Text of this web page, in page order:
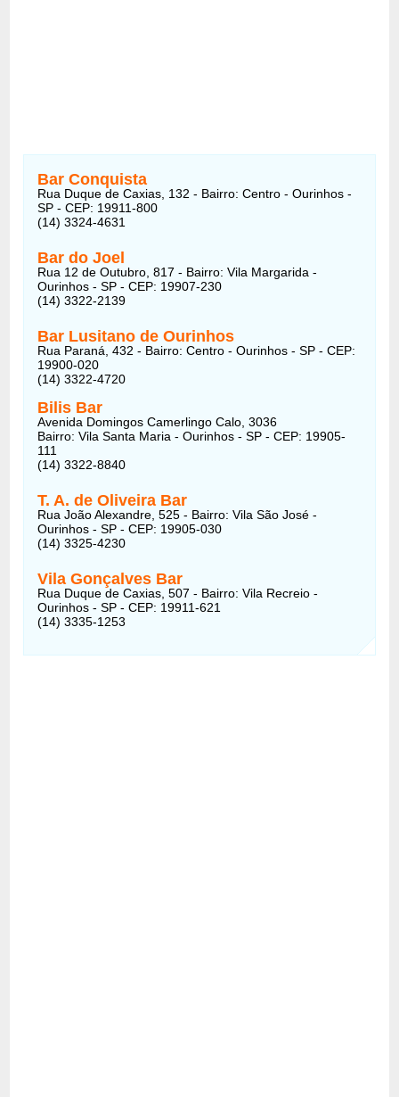
Bar Conquista
Rua Duque de Caxias, 132 - Bairro: Centro - Ourinhos -
SP - CEP: 19911-800
(14) 3324-4631
Bar do Joel
Rua 12 de Outubro, 817 - Bairro: Vila Margarida -
Ourinhos - SP - CEP: 19907-230
(14) 3322-2139
Bar Lusitano de Ourinhos
Rua Paraná, 432 - Bairro: Centro - Ourinhos - SP - CEP:
19900-020
(14) 3322-4720
Bilis Bar
Avenida Domingos Camerlingo Calo, 3036
Bairro: Vila Santa Maria - Ourinhos - SP - CEP: 19905-
111
(14) 3322-8840
T. A. de Oliveira Bar
Rua João Alexandre, 525 - Bairro: Vila São José -
Ourinhos - SP - CEP: 19905-030
(14) 3325-4230
Vila Gonçalves Bar
Rua Duque de Caxias, 507 - Bairro: Vila Recreio -
Ourinhos - SP - CEP: 19911-621
(14) 3335-1253